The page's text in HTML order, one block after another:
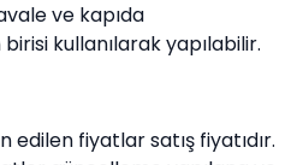
ve kapıda
kullanılarak yapılabilir.
edilen fiyatlar satış fiyatıdır.